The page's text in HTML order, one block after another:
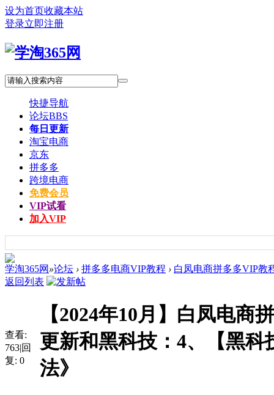
设为首页收藏本站
登录立即注册
快捷导航
论坛BBS
每日更新
淘宝电商
京东
拼多多
跨境电商
免费会员
VIP试看
加入VIP
学淘365网 »论坛 › 拼多多电商VIP教程 › 白凤电商拼多多VIP教
返回列表
查看:
763|回
复: 0
【2024年10月】白凤电
更新和黑科技：4、【黑
法》